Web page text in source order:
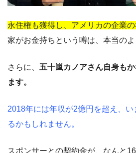
永住権も獲得し、アメリカの企業
家がお金持ちという噂は、本当のよ
さらに、 五十嵐カノアさん自身も
ます。
2018年には年収が2億円を超え、
るかもしれません。
スポンサーとの契約金が、なんと